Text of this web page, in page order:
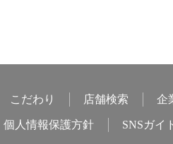
こだわり 店舗検索 企
個人情報保護方針 SNSガイ